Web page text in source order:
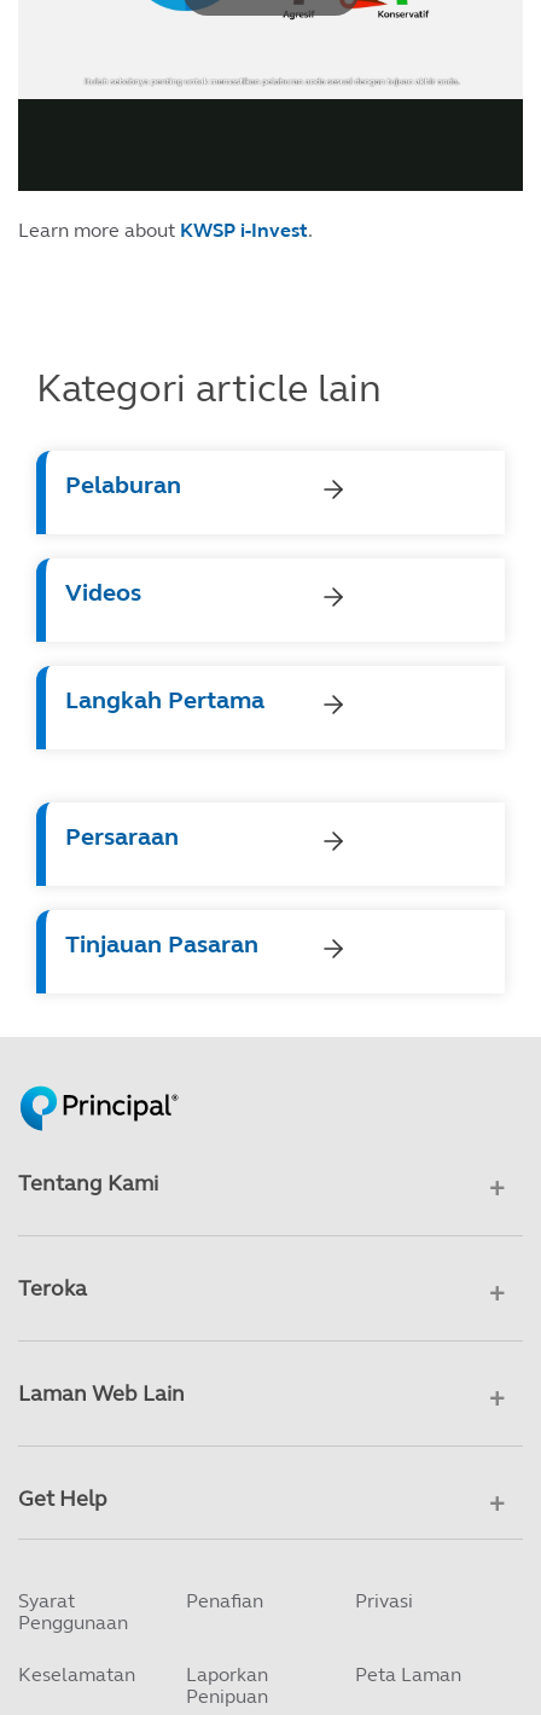
Learn more about KWSP i-Invest.
Kategori article lain
Pelaburan
Videos
Langkah Pertama
Persaraan
Tinjauan Pasaran
Tentang Kami
Teroka
Laman Web Lain
Get Help
Syarat
Penggunaan
Penafian Privasi
Keselamatan
Laporkan
Penipuan
Peta Laman